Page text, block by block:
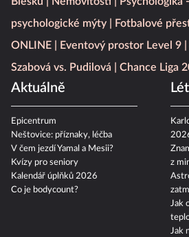
psychologické mýty
Fotbalové
ONLINE
Eventový prostor Level 9
Szabová vs. Pudilová
Chance Liga
Aktuálně
Epicentrum
Neštovice: příznaky, léčba
V čem jezdí Yamal a Mesii?
Kvízy pro seniory
Kalendář úplňků 2026
Co je bodycount?
z
Jak
Jak